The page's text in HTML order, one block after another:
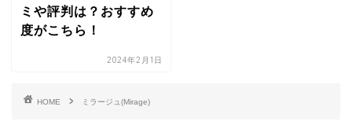
ミや評判は？おすすめ
度がこちら！
2024年2月1日
HOME ミラージュ(Mirage)